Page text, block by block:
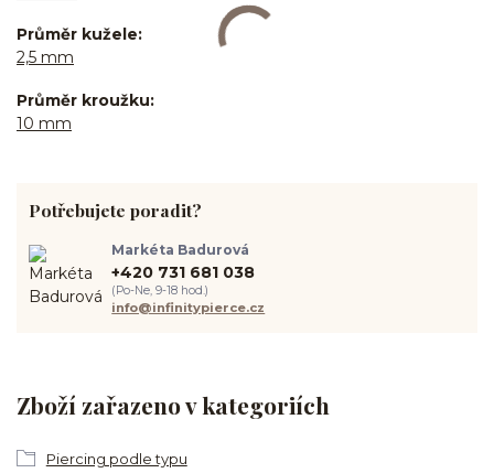
Průměr kužele
2,5 mm
Průměr kroužku
10 mm
Zboží zařazeno v kategoriích
Piercing podle typu
Potřebujete poradit?
Markéta Badurová
+420 731 681 038
(Po-Ne, 9-18 hod.)
info@infinitypierce.cz